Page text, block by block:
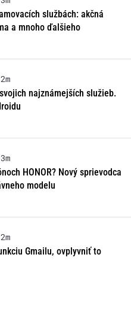
službách: akčná
a mnoho ďalšieho
2m
najznámejších služieb.
3m
HONOR? Nový sprievodca
modelu
2m
Gmailu, ovplyvniť to